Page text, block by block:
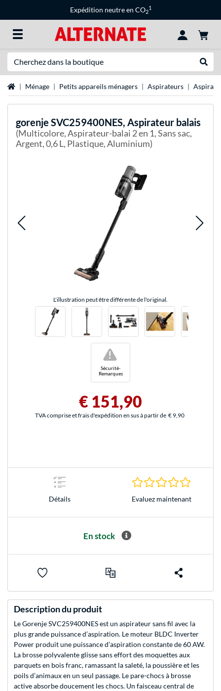
Expédition neutre en CO2
1
Page d'accueil
Ménage Petits appareils ménagers Aspirateurs
gorenje SVC259400NES, Aspirateur balais
(Multicolore, Aspirateur-balai 2 en 1, Sans sac,
Argent, 0,6 L, Plastique, Aluminium)
L'illustration peut être différente de l'original.
Sécurité-
Remarques
!
€ 151,90
TVA comprise et frais d'expédition en sus à partir de € 9,90
Détails Evaluez maintenant
En stock
Description du produit
Le Gorenje SVC259400NES est un aspirateur sans fil avec la
plus grande puissance d’aspiration. Le moteur BLDC Inverter
Power produit une puissance d’aspiration constante de 60 AW.
La brosse polyvalente glisse sans effort des moquettes aux
parquets en bois franc, ramassant la saleté, la poussière et les
poils d’animaux en un seul passage. Le pare-chocs à brosse
active absorbe doucement les chocs. Un faisceau central de